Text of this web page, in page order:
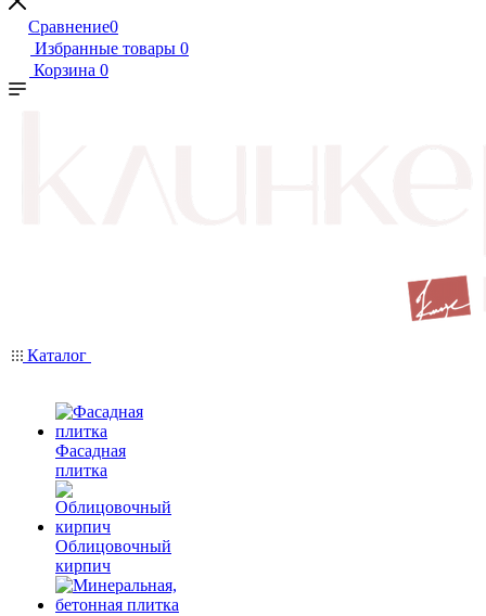
Сравнение0
Избранные товары 0
Корзина 0
Каталог
Фасадная
плитка
Облицовочный
кирпич